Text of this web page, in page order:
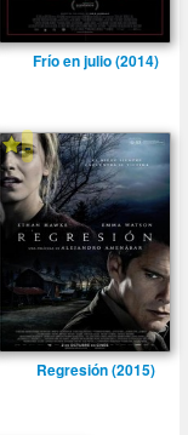
Frí­o en julio (2014)
-
Regresión (2015)